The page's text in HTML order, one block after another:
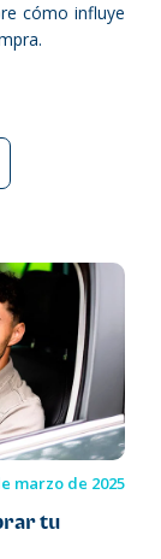
cómo influye
marzo de 2025
tu